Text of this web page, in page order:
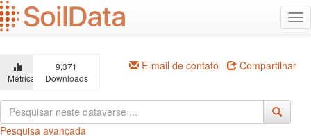
Ir
para
o
principal
Métricas
9,371
Downloads
E-mail de contato Compartilhar
Pesquisa avançada